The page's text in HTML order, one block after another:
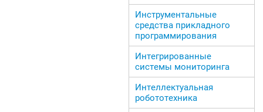
Инструментальные
средства прикладного
программирования
Интегрированные
системы мониторинга
Интеллектуальная
робототехника